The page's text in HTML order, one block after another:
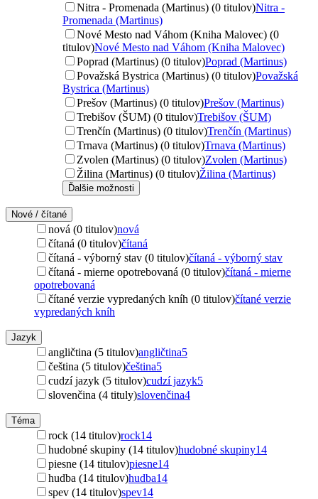
Nitra - Promenada (Martinus) (0 titulov)Nitra -
Promenada (Martinus)
Nové Mesto nad Váhom (Kniha Malovec) (0
titulov)Nové Mesto nad Váhom (Kniha Malovec)
Poprad (Martinus) (0 titulov)Poprad (Martinus)
Považská Bystrica (Martinus) (0 titulov)Považská
Bystrica (Martinus)
Prešov (Martinus) (0 titulov)Prešov (Martinus)
Trebišov (ŠUM) (0 titulov)Trebišov (ŠUM)
Trenčín (Martinus) (0 titulov)Trenčín (Martinus)
Trnava (Martinus) (0 titulov)Trnava (Martinus)
Zvolen (Martinus) (0 titulov)Zvolen (Martinus)
Žilina (Martinus) (0 titulov)Žilina (Martinus)
Ďalšie možnosti
Nové / čítané
nová (0 titulov)nová
čítaná (0 titulov)čítaná
čítaná - výborný stav (0 titulov)čítaná - výborný stav
čítaná - mierne opotrebovaná (0 titulov)čítaná - mierne
opotrebovaná
čítané verzie vypredaných kníh (0 titulov)čítané verzie
vypredaných kníh
Jazyk
angličtina (5 titulov)angličtina5
čeština (5 titulov)čeština5
cudzí jazyk (5 titulov)cudzí jazyk5
slovenčina (4 tituly)slovenčina4
Téma
rock (14 titulov)rock14
hudobné skupiny (14 titulov)hudobné skupiny14
piesne (14 titulov)piesne14
hudba (14 titulov)hudba14
spev (14 titulov)spev14